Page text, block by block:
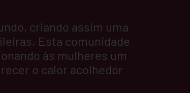
criando assim uma
Esta comunidade
às mulheres um
o calor acolhedor